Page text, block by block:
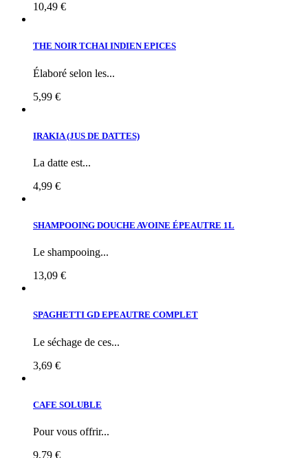
10,49 €
THE NOIR TCHAI INDIEN EPICES
Élaboré selon les...
5,99 €
IRAKIA (JUS DE DATTES)
La datte est...
4,99 €
SHAMPOOING DOUCHE AVOINE ÉPEAUTRE 1L
Le shampooing...
13,09 €
SPAGHETTI GD EPEAUTRE COMPLET
Le séchage de ces...
3,69 €
CAFE SOLUBLE
Pour vous offrir...
9,79 €